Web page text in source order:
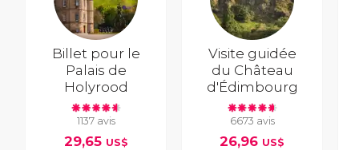
Billet pour le
Palais de
Holyrood
1137 avis
29,65 US$
Visite guidée
du Château
d'Édimbourg
6673 avis
26,96 US$